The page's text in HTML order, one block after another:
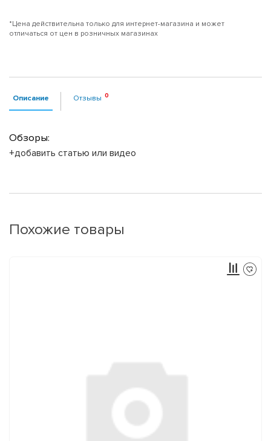
*Цена действительна только для интернет-магазина и может
отличаться от цен в розничных магазинах
Описание Отзывы
Обзоры:
+добавить статью или видео
Похожие товары